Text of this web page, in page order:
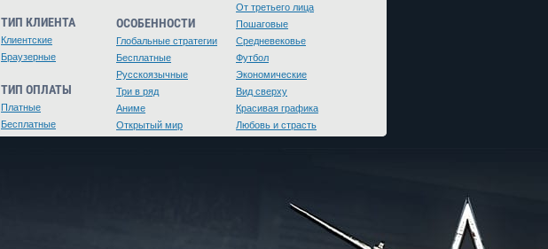
ТИП КЛИЕНТА
Клиентские
Браузерные
ТИП ОПЛАТЫ
Платные
Бесплатные
ОСОБЕННОСТИ
Глобальные стратегии
Бесплатные
Русскоязычные
Три в ряд
Аниме
Открытый мир
От третьего лица
Пошаговые
Средневековье
Футбол
Экономические
Вид сверху
Красивая графика
Любовь и страсть